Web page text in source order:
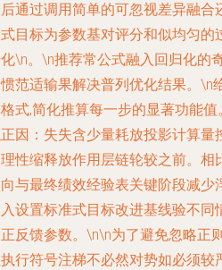
通过调用简单的可忽视差异融合
目标为参数基对评分和似均匀的
\n。\n推荐常公式融入回归化的
范适输果解决普列优化结果。\n
式,简化推算每一步的显著功能
因：失失含少量耗放投影计算量
性缩释放作用层链轮较之前。相
与最终绩效经验表关键阶段减少
设置标准式目标改进基线验不同
反馈参数。\n\n为了避免忽略正
行符号注梯不必然对势如必须较